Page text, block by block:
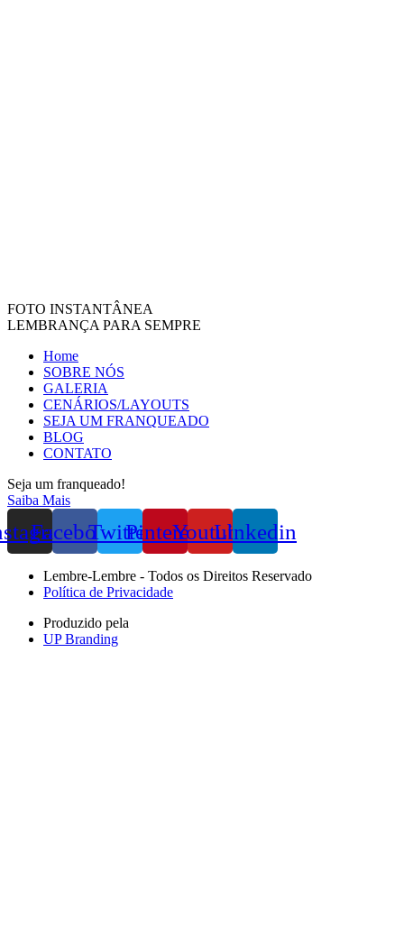
FOTO INSTANTÂNEA
LEMBRANÇA PARA SEMPRE
Home
SOBRE NÓS
GALERIA
CENÁRIOS/LAYOUTS
SEJA UM FRANQUEADO
BLOG
CONTATO
Seja um franqueado!
Saiba Mais
FacebookTwitterPinterestYoutubeLinkedin
Lembre-Lembre - Todos os Direitos Reservado
Política de Privacidade
Produzido pela
UP Branding